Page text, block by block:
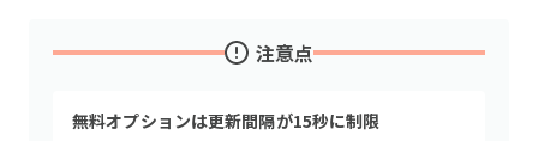
注意点
無料オプションは更新間隔が15秒に制限